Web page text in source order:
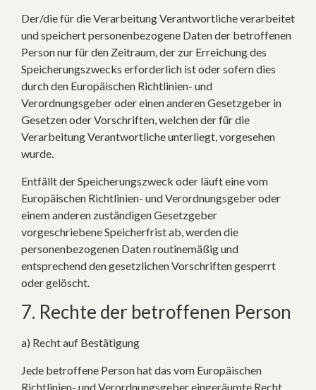
Der/die für die Verarbeitung Verantwortliche verarbeitet
und speichert personenbezogene Daten der betroffenen
Person nur für den Zeitraum, der zur Erreichung des
Speicherungszwecks erforderlich ist oder sofern dies
durch den Europäischen Richtlinien- und
Verordnungsgeber oder einen anderen Gesetzgeber in
Gesetzen oder Vorschriften, welchen der für die
Verarbeitung Verantwortliche unterliegt, vorgesehen
wurde.
Entfällt der Speicherungszweck oder läuft eine vom
Europäischen Richtlinien- und Verordnungsgeber oder
einem anderen zuständigen Gesetzgeber
vorgeschriebene Speicherfrist ab, werden die
personenbezogenen Daten routinemäßig und
entsprechend den gesetzlichen Vorschriften gesperrt
oder gelöscht.
7. Rechte der betroffenen Person
a) Recht auf Bestätigung
Jede betroffene Person hat das vom Europäischen
Richtlinien- und Verordnungsgeber eingeräumte Recht,